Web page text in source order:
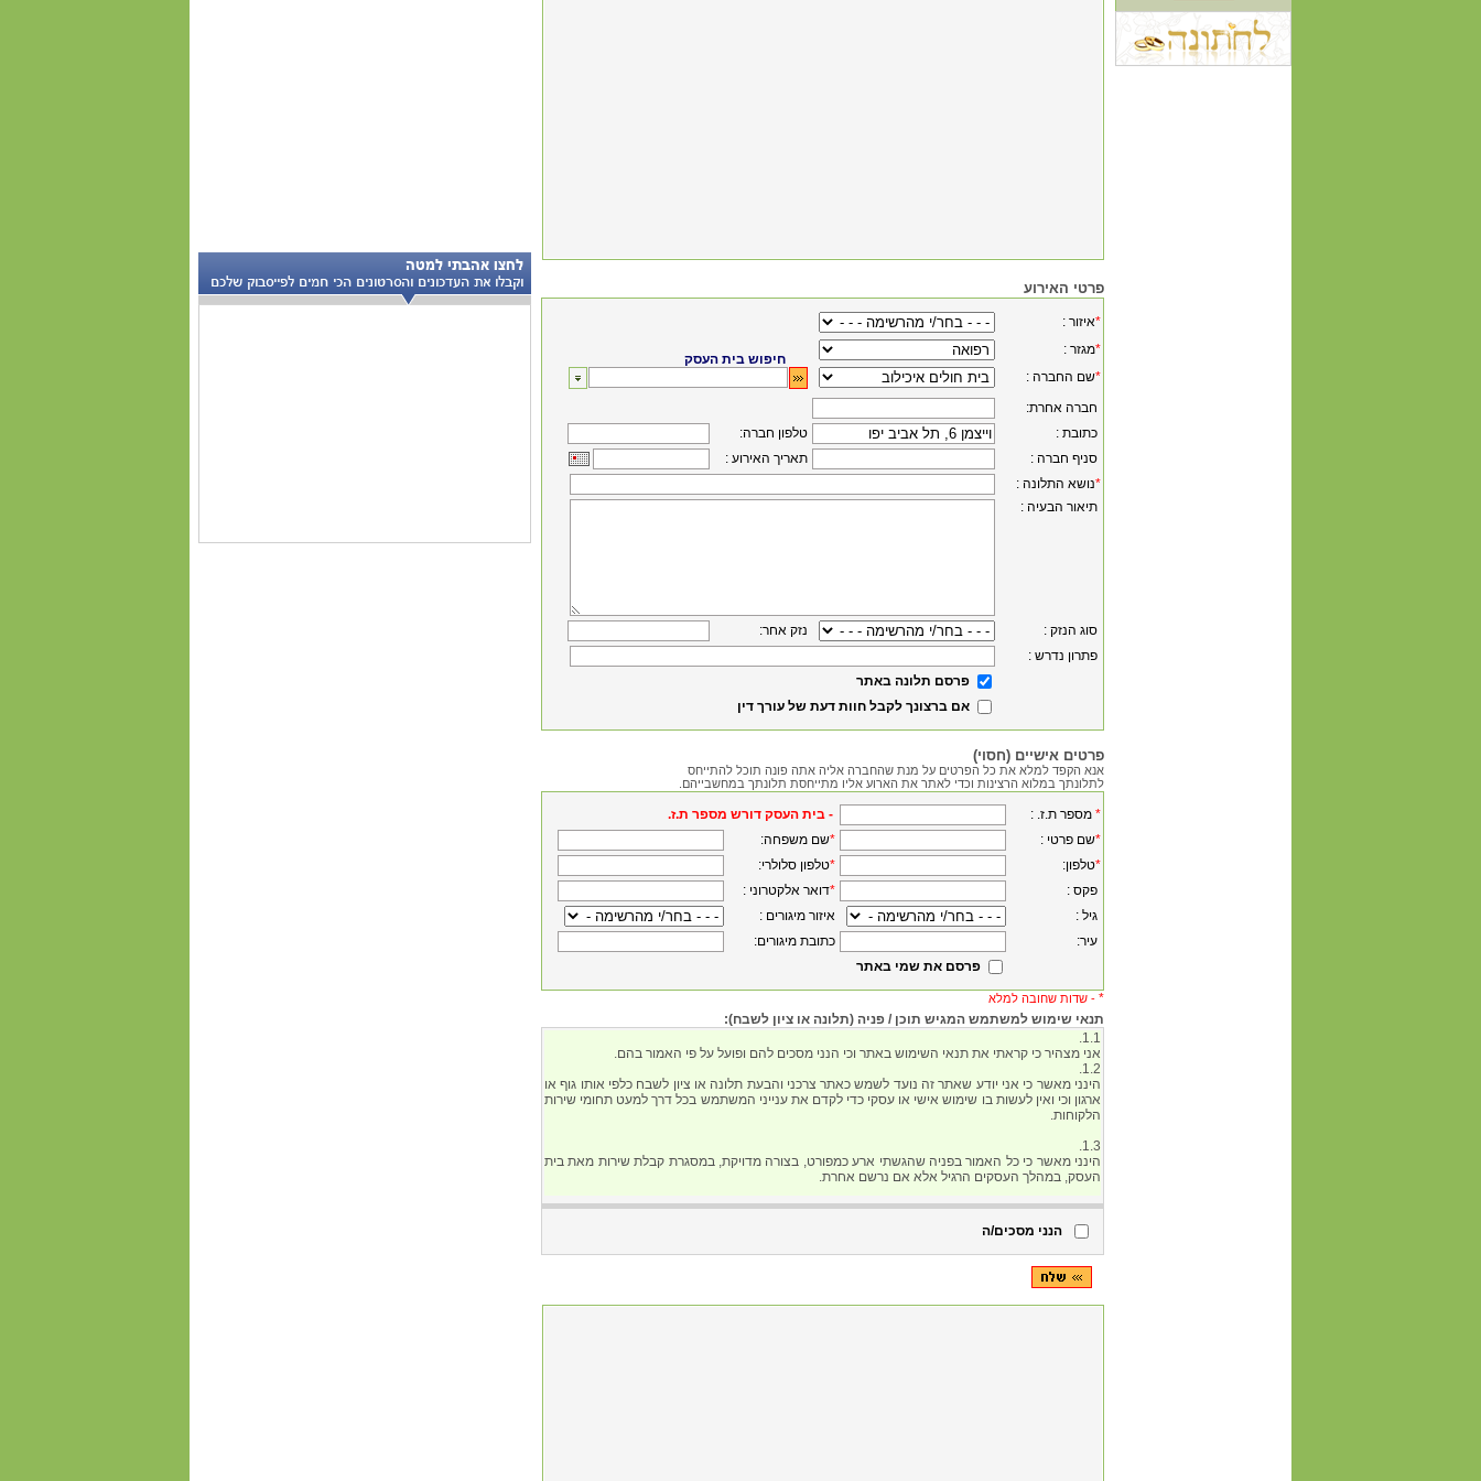
פרטי האירוע
חיפוש בית העסק
: איזור*
: מגזר*
: שם החברה*
:טלפון חברה
: תאריך האירוע
: נושא התלונה*
:נזק אחר
פרסם תלונה באתר
אם ברצונך לקבל חוות דעת של עורך דין
פרטים אישיים (חסוי)
אנא הקפד למלא את כל הפרטים על מנת שהחברה אליה אתה פונה תוכל להתייחס
לתלונתך במלוא הרצינות וכדי לאתר את הארוע אליו מתייחסת תלונתך במחשבייהם.
.בית העסק דורש מספר ת.ז -
*
:שם משפחה* : שם פרטי*
:טלפון סלולרי* :טלפון*
: דואר אלקטרוני*
: איזור מיגורים
:כתובת מיגורים
פרסם את שמי באתר
שדות שחובה למלא - *
תנאי שימוש למשתמש המגיש תוכן / פניה (תלונה או ציון לשבח):
הנני מסכים/ה